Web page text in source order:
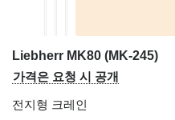
Liebherr MK80 (MK-245)
가격은 요청 시 공개
전지형 크레인